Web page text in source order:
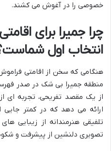
خصوصی را در آغوش می کشند.
چرا جمیرا برای
انتخاب اول
هنگامی که سخن از اقامتی
منطقه جمیرا بی شک در صدر
از یک مقصد تفریحی، تجربه ای
ارائه می دهد که در کمتر جایی
تلفیقی هنرمندانه از زیبایی
تصویری دلنشین از پیشرفت و